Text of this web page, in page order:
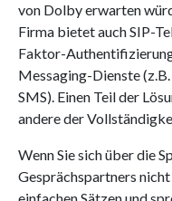
von Dolby erwarten
Firma bietet auch SIP-
Faktor-
Messaging-Dienste
SMS). Einen Teil der
andere der
Wenn Sie sich über die
Gesprächspartners